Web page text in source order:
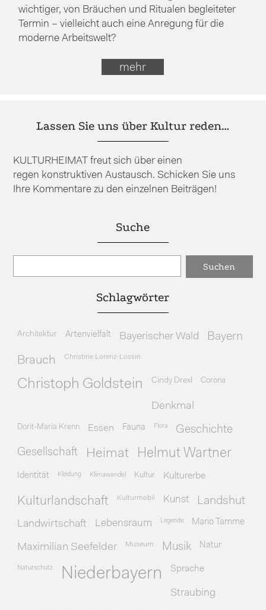
wichtiger, von Bräuchen und Ritualen begleiteter
Termin – vielleicht auch eine Anregung für die
moderne Arbeitswelt?
mehr
Lassen Sie uns über Kultur reden…
KULTURHEIMAT freut sich über einen
regen konstruktiven Austausch. Schicken Sie uns
Ihre Kommentare zu den einzelnen Beiträgen!
Suche
Schlagwörter
Architektur Artenvielfalt Bayerischer Wald Bayern
Brauch Christine Lorenz-Lossin
Christoph Goldstein Cindy Drexl Corona
Denkmal
Dorit-Maria Krenn Essen Fauna Flora Geschichte
Gesellschaft Heimat Helmut Wartner
Identität Kleidung Klimawandel Kultur Kulturerbe
Kulturlandschaft Kulturmobil Kunst Landshut
Landwirtschaft Lebensraum Legende Mario Tamme
Maximilian Seefelder Museum Musik Natur
Naturschutz Niederbayern Sprache
Straubing